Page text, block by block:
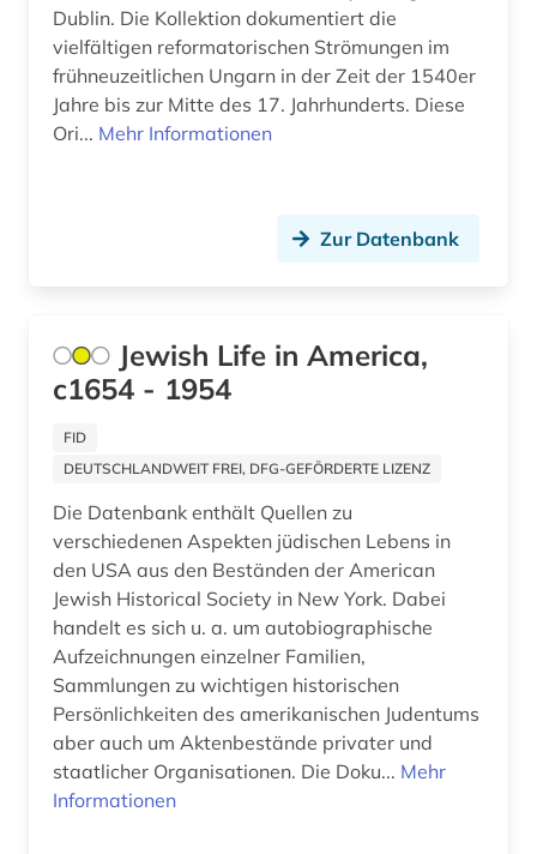
ddr (2)
demotisch (2)
deutscher idealismus (1)
deutschland (43)
staatssicherheit (1)
deutschland (gebiet unter alliierter besatzung,
sowjetische zone) (1)
deutschland <bundesrepublik> (1)
deutschland. bundesrat (1)
deutschland. deutscher bundestag (1)
digha-nikaya (1)
Dublin. Die Kollektion dokumentiert die
vielfältigen reformatorischen Strömungen im
frühneuzeitlichen Ungarn in der Zeit der 1540er
Jahre bis zur Mitte des 17. Jahrhunderts. Diese
Ori... Mehr Informationen
Zur Datenbank
Jewish Life in America,
c1654 - 1954
FID
DEUTSCHLANDWEIT FREI, DFG-GEFÖRDERTE LIZENZ
Die Datenbank enthält Quellen zu
verschiedenen Aspekten jüdischen Lebens in
den USA aus den Beständen der American
Jewish Historical Society in New York. Dabei
handelt es sich u. a. um autobiographische
Aufzeichnungen einzelner Familien,
Sammlungen zu wichtigen historischen
Persönlichkeiten des amerikanischen Judentums
aber auch um Aktenbestände privater und
staatlicher Organisationen. Die Doku... Mehr
Informationen